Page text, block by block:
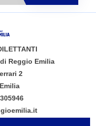
Reggio Emilia
2